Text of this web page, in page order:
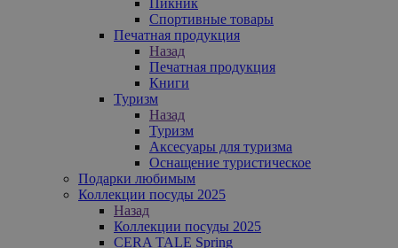
Спортивные товары
Печатная продукция
Назад
Печатная продукция
Книги
Туризм
Назад
Туризм
Аксесуары для туризма
Оснащение туристическое
Подарки любимым
Коллекции посуды 2025
Назад
Коллекции посуды 2025
CERA TALE Spring